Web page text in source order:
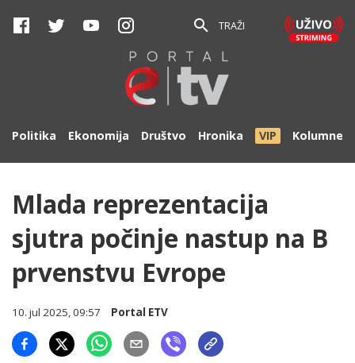
TRAŽI
Politika Ekonomija Društvo Hronika VIP Kolumne
Mlada reprezentacija
sjutra počinje nastup na B
prvenstvu Evrope
10. jul 2025, 09:57 Portal ETV